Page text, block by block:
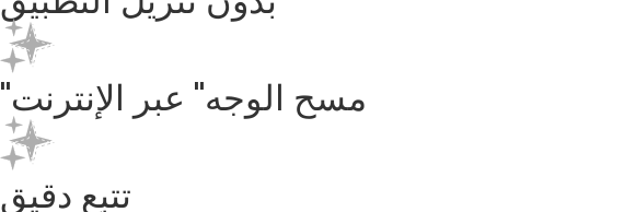
"مسح الوجه" عبر الإنترنت
تتبع دقيق